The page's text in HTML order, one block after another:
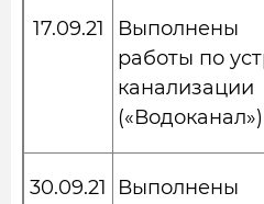
17.09.21
Выполнены
работы по
канализации
30.09.21
Выполнены